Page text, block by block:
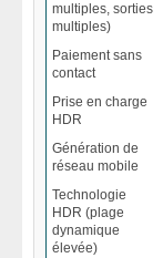
multiples, sorties
multiples)
Paiement sans
contact
Prise en charge
HDR
Génération de
réseau mobile
Technologie
HDR (plage
dynamique
élevée)